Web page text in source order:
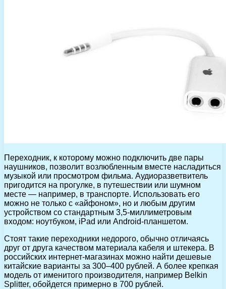
Переходник, к которому можно подключить две пары
наушников, позволит возлюбленным вместе насладиться
музыкой или просмотром фильма. Аудиоразветвитель
пригодится на прогулке, в путешествии или шумном
месте — например, в транспорте. Использовать его
можно не только с «айфоном», но и любым другим
устройством со стандартным 3,5-миллиметровым
входом: ноутбуком, iPad или Android-планшетом.
Стоят такие переходники недорого, обычно отличаясь
друг от друга качеством материала кабеля и штекера. В
российских интернет-магазинах можно найти дешевые
китайские варианты за 300–400 рублей. А более крепкая
модель от именитого производителя, например Belkin
Splitter, обойдется примерно в 700 рублей.